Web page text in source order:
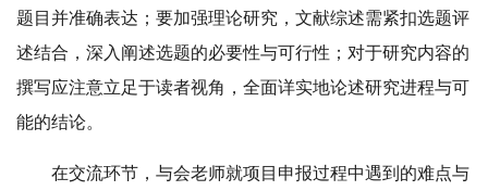
题目并准确表达；要加强理论研究，文献综述需紧扣选题评
述结合，深入阐述选题的必要性与可行性；对于研究内容的
撰写应注意立足于读者视角，全面详实地论述研究进程与可
能的结论。
在交流环节，与会老师就项目申报过程中遇到的难点与